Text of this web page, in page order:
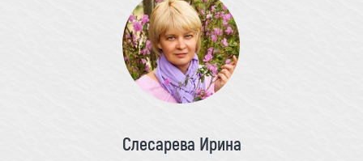
Слесарева Ирина